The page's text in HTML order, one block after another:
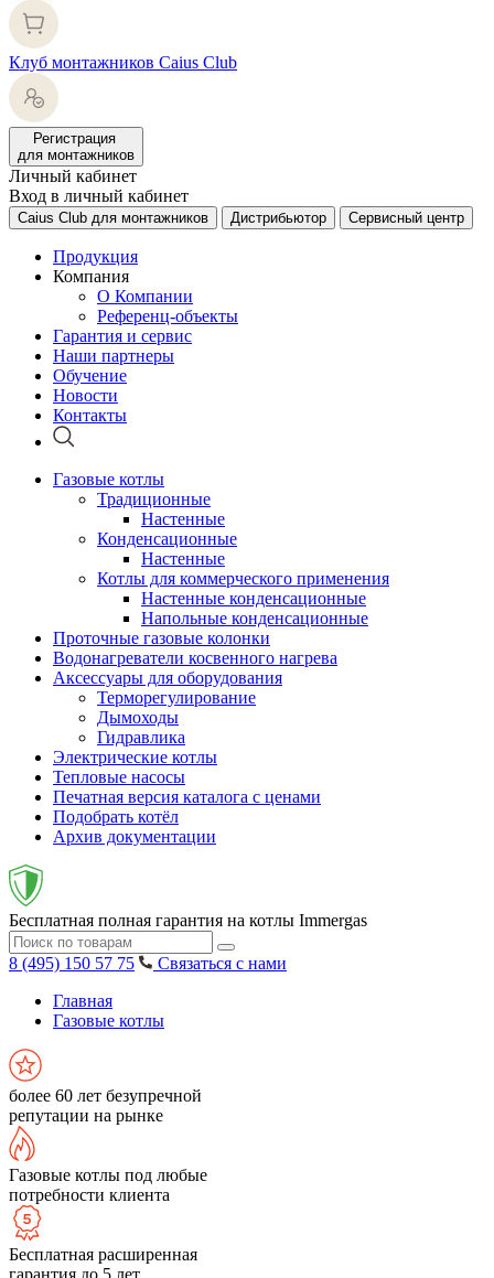
Клуб монтажников Caius Club
Регистрация
для монтажников
Личный кабинет
Вход в личный кабинет
Caius Club для монтажников Дистрибьютор Сервисный центр
Продукция
Компания
О Компании
Референц-объекты
Гарантия и сервис
Наши партнеры
Обучение
Новости
Контакты
Газовые котлы
Традиционные
Настенные
Конденсационные
Настенные
Котлы для коммерческого применения
Настенные конденсационные
Напольные конденсационные
Проточные газовые колонки
Водонагреватели косвенного нагрева
Аксессуары для оборудования
Терморегулирование
Дымоходы
Гидравлика
Электрические котлы
Тепловые насосы
Печатная версия каталога с ценами
Подобрать котёл
Архив документации
Бесплатная полная гарантия на котлы Immergas
8 (495) 150 57 75
Связаться с нами
Главная
Газовые котлы
более 60 лет безупречной
репутации на рынке
Газовые котлы под любые
потребности клиента
Бесплатная расширенная
гарантия до 5 лет